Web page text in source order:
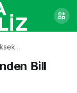
ret kararı
Bill
0